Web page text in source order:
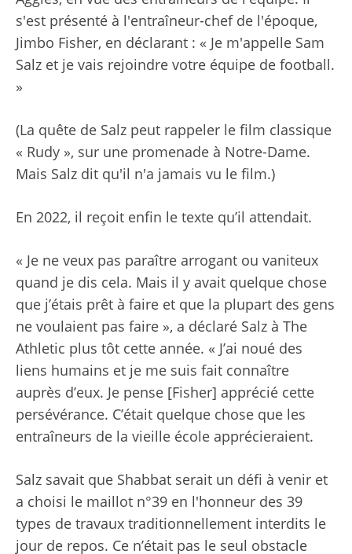
s'est présenté à l'entraîneur-chef de l'époque,
Jimbo Fisher, en déclarant : « Je m'appelle Sam
Salz et je vais rejoindre votre équipe de football.
»
(La quête de Salz peut rappeler le film classique
« Rudy », sur une promenade à Notre-Dame.
Mais Salz dit qu'il n'a jamais vu le film.)
En 2022, il reçoit enfin le texte qu’il attendait.
« Je ne veux pas paraître arrogant ou vaniteux
quand je dis cela. Mais il y avait quelque chose
que j’étais prêt à faire et que la plupart des gens
ne voulaient pas faire », a déclaré Salz à The
Athletic plus tôt cette année. « J’ai noué des
liens humains et je me suis fait connaître
auprès d’eux. Je pense [Fisher] apprécié cette
persévérance. C’était quelque chose que les
entraîneurs de la vieille école apprécieraient.
Salz savait que Shabbat serait un défi à venir et
a choisi le maillot n°39 en l'honneur des 39
types de travaux traditionnellement interdits le
jour de repos. Ce n’était pas le seul obstacle